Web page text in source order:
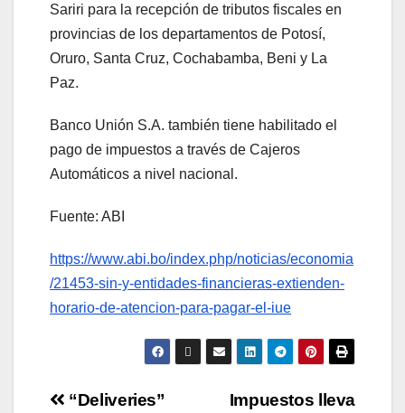
Sariri para la recepción de tributos fiscales en
provincias de los departamentos de Potosí,
Oruro, Santa Cruz, Cochabamba, Beni y La
Paz.
Banco Unión S.A. también tiene habilitado el
pago de impuestos a través de Cajeros
Automáticos a nivel nacional.
Fuente: ABI
https://www.abi.bo/index.php/noticias/economia
/21453-sin-y-entidades-financieras-extienden-
horario-de-atencion-para-pagar-el-iue
Impuestos lleva
“Deliveries”